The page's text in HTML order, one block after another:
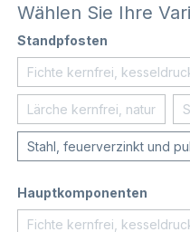
Wählen Sie Ihre
Standpfosten
Fichte kernfrei,
Lärche kernfrei, natur
Stahl, feuerverzinkt und
Hauptkomponenten
Fichte kernfrei,